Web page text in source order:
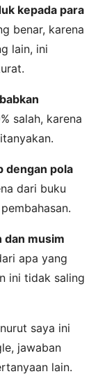
kepada para
benar, karena
lain, ini
salah, karena
dengan pola
dari buku
dan musim
apa yang
ini tidak saling
saya ini
jawaban
lain.